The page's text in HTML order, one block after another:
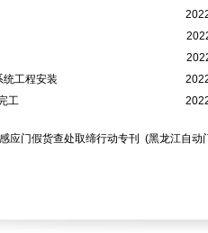
工程安装
工
应门假货查处取缔行动专刊 (黑龙江自动